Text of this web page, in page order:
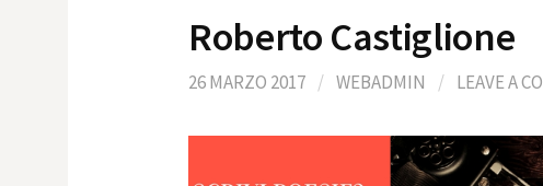
Roberto Castiglione
26 MARZO 2017 / WEBADMIN / LEAVE A